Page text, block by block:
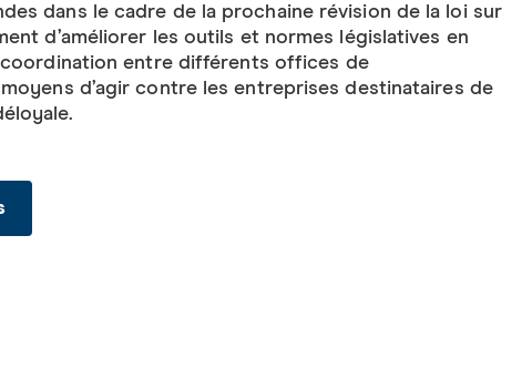
dans le cadre de la prochaine révision de la loi sur
d’améliorer les outils et normes législatives en
coordination entre différents offices de
d’agir contre les entreprises destinataires de